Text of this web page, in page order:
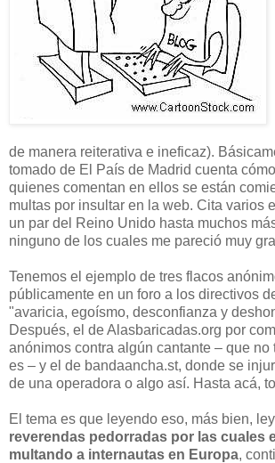
de manera reiterativa e ineficaz).
tomado de El País de Madrid cuenta
quienes comentan en ellos se están
multas por insultar en la web. Cita varios
un par del Reino Unido hasta muchos
ninguno de los cuales me pareció muy
Tenemos el ejemplo de tres flacos
públicamente en un foro a los directivos
"avaricia, egoísmo, desconfianza y
Después, el de Alasbaricadas.org por
anónimos contra algún cantante – que no
es – y el de bandaancha.st, donde se
de una operadora o algo así. Hasta acá,
El tema es que leyendo eso, más bien,
reverendas pedorradas por las cuales
multando a internautas en Europa,